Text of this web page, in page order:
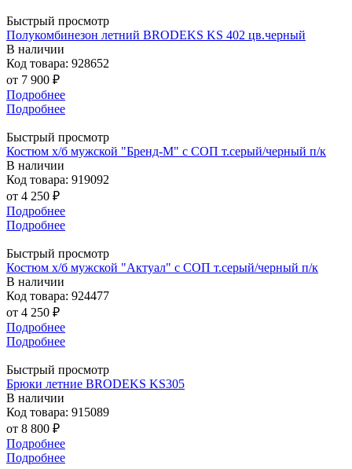
Быстрый просмотр
Полукомбинезон летний BRODEKS KS 402 цв.черный
В наличии
Код товара: 928652
от 7 900 ₽
Подробнее
Подробнее
Быстрый просмотр
Костюм х/б мужской "Бренд-М" с СОП т.серый/черный п/к
В наличии
Код товара: 919092
от 4 250 ₽
Подробнее
Подробнее
Быстрый просмотр
Костюм х/б мужской "Актуал" с СОП т.серый/черный п/к
В наличии
Код товара: 924477
от 4 250 ₽
Подробнее
Подробнее
Быстрый просмотр
Брюки летние BRODEKS KS305
В наличии
Код товара: 915089
от 8 800 ₽
Подробнее
Подробнее